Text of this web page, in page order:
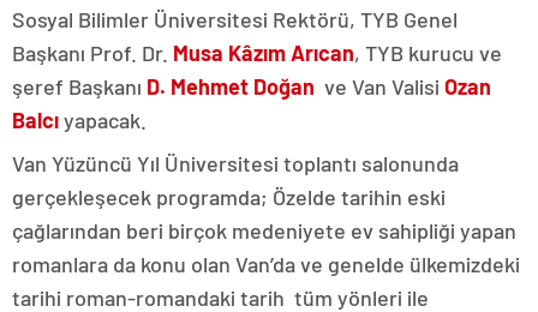
Sosyal Bilimler Üniversitesi Rektörü, TYB Genel
Başkanı Prof. Dr. Musa Kâzım Arıcan, TYB kurucu ve
şeref Başkanı D. Mehmet Doğan ve Van Valisi Ozan
Balcıyapacak.
Van Yüzüncü Yıl Üniversitesi toplantı salonunda
gerçekleşecek programda; Özelde tarihin eski
çağlarından beri birçok medeniyete ev sahipliği yapan
romanlara da konu olan Van’da ve genelde ülkemizdeki
tarihi roman-romandaki tarih tüm yönleri ile